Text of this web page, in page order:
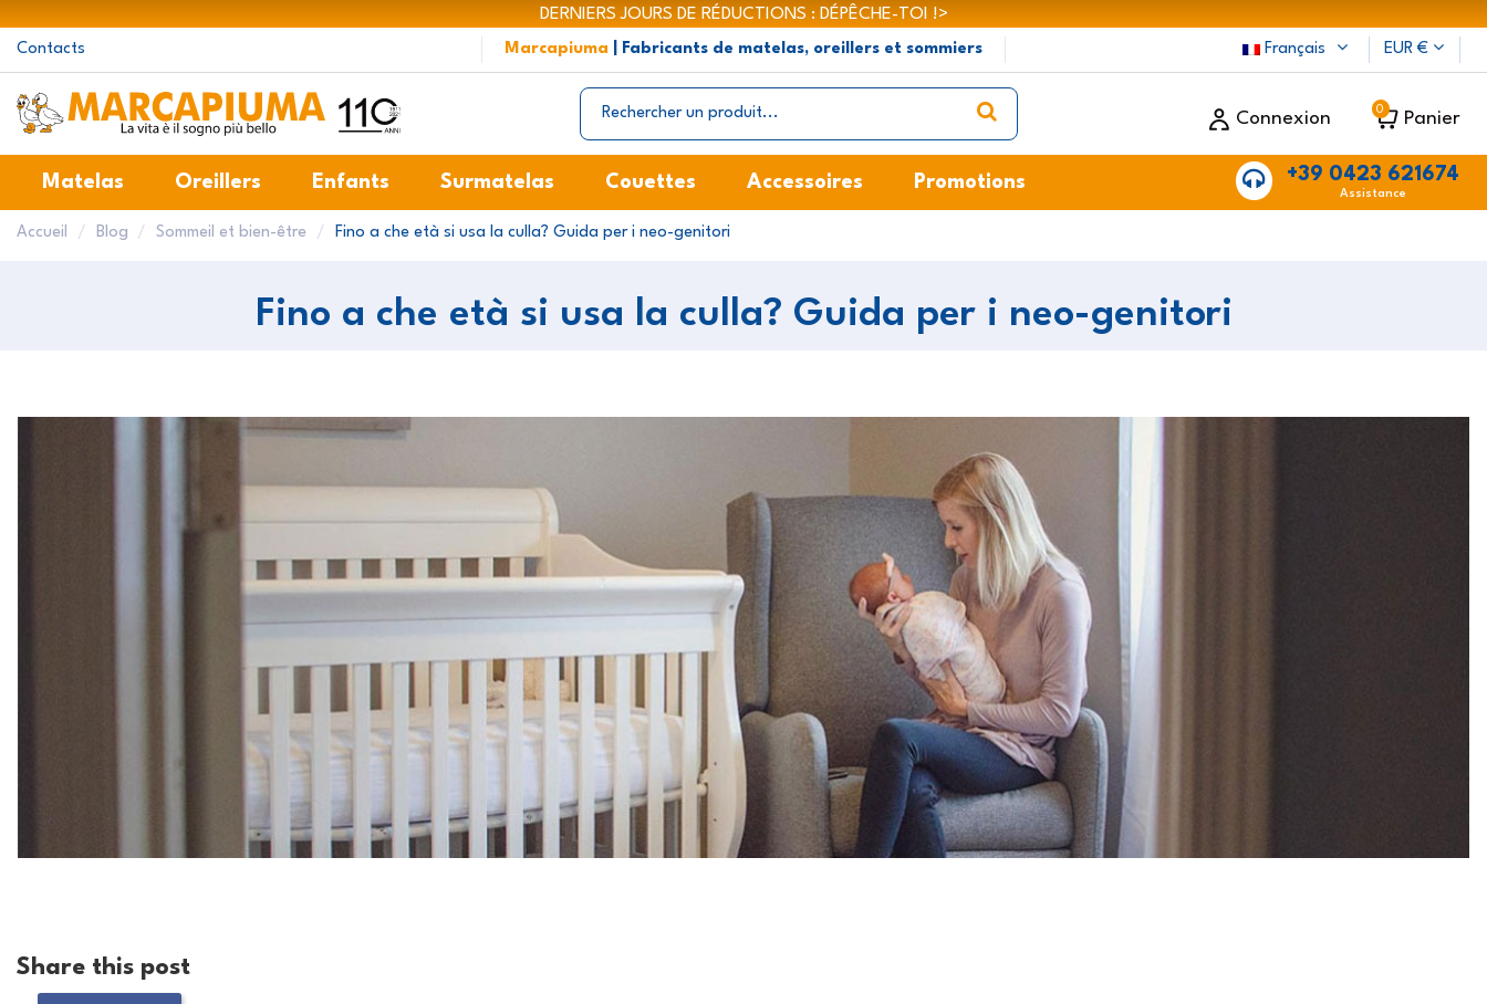
DERNIERS JOURS DE RÉDUCTIONS : DÉPÊCHE-TOI !>
Contacts Marcapiuma | Fabricants de matelas, oreillers et sommiers Français EUR €
Connexion 0 Panier
Matelas Oreillers Enfants Surmatelas Couettes Accessoires Promotions +39 0423 621674
Assistance
Accueil Blog Sommeil et bien-être Fino a che età si usa la culla? Guida per i neo-genitori
Fino a che età si usa la culla? Guida per i neo-genitori
Share this post